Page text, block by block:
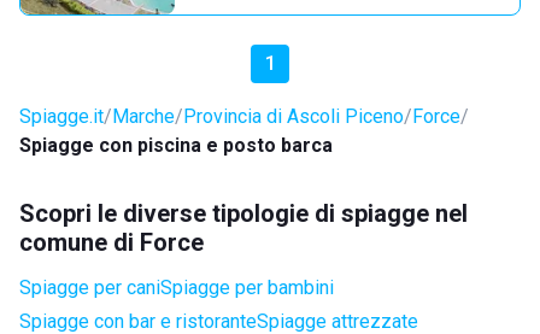
1
Spiagge.it Marche Provincia di Ascoli Piceno Force
Spiagge con piscina e posto barca
Scopri le diverse tipologie di spiagge nel
comune di Force
Spiagge per caniSpiagge per bambini
Spiagge con bar e ristoranteSpiagge attrezzate